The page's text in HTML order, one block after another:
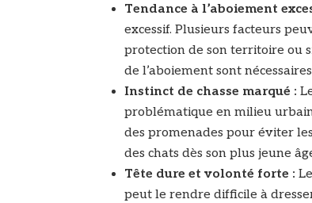
Tendance à l’aboiement
excessif. Plusieurs facteurs
protection de son territoire ou
de l’aboiement sont
Instinct de chasse marqué :
problématique en milieu
des promenades pour éviter
des chats dès son plus jeune
Tête dure et volonté forte :
peut le rendre difficile à